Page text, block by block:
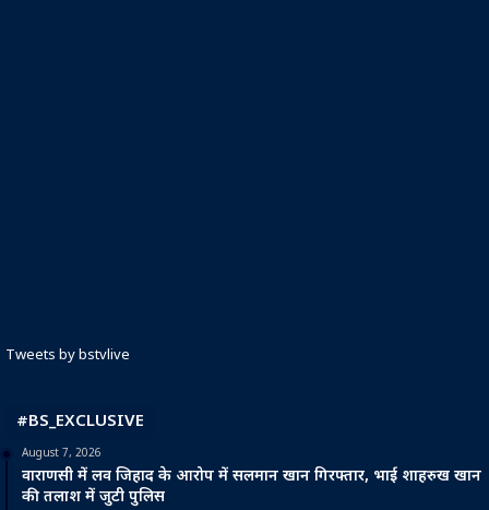
Tweets by bstvlive
#BS_EXCLUSIVE
August 7, 2026
वाराणसी में लव जिहाद के आरोप में सलमान खान गिरफ्तार, भाई शाहरुख खान
की तलाश में जुटी पुलिस